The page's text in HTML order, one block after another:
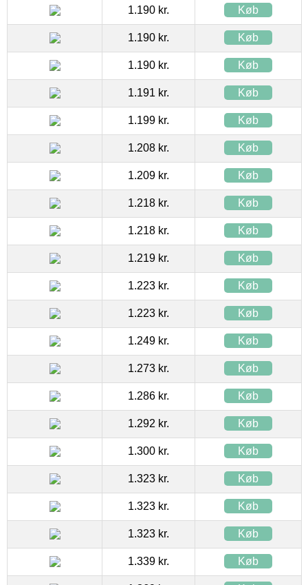
1.190 kr. Køb
1.190 kr. Køb
1.190 kr. Køb
1.191 kr. Køb
1.199 kr. Køb
1.208 kr. Køb
1.209 kr. Køb
1.218 kr. Køb
1.218 kr. Køb
1.219 kr. Køb
1.223 kr. Køb
1.223 kr. Køb
1.249 kr. Køb
1.273 kr. Køb
1.286 kr. Køb
1.292 kr. Køb
1.300 kr. Køb
1.323 kr. Køb
1.323 kr. Køb
1.323 kr. Køb
1.339 kr. Køb